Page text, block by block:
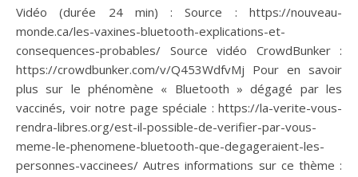
Vidéo (durée 24 min) : Source : https://nouveau-
monde.ca/les-vaxines-bluetooth-explications-et-
consequences-probables/ Source vidéo CrowdBunker :
https://crowdbunker.com/v/Q453WdfvMj Pour en savoir
plus sur le phénomène « Bluetooth » dégagé par les
vaccinés, voir notre page spéciale : https://la-verite-vous-
rendra-libres.org/est-il-possible-de-verifier-par-vous-
meme-le-phenomene-bluetooth-que-degageraient-les-
personnes-vaccinees/ Autres informations sur ce thème :